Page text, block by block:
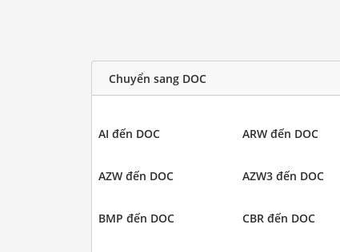
Chuyển sang DOC
AI đến DOC ARW đến DOC
AZW đến DOC AZW3 đến DOC
BMP đến DOC CBR đến DOC